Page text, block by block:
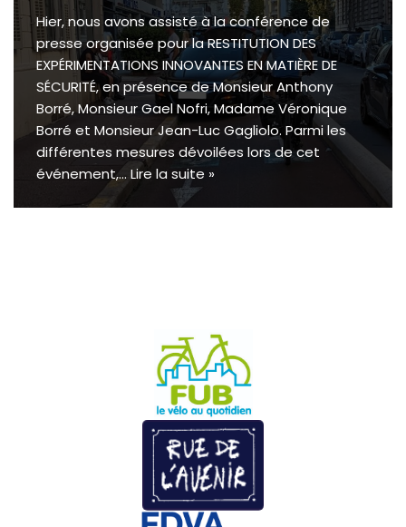
Hier, nous avons assisté à la conférence de
presse organisée pour la RESTITUTION DES
EXPÉRIMENTATIONS INNOVANTES EN MATIÈRE DE
SÉCURITÉ, en présence de Monsieur Anthony
Borré, Monsieur Gael Nofri, Madame Véronique
Borré et Monsieur Jean-Luc Gagliolo. Parmi les
différentes mesures dévoilées lors de cet
événement,… Lire la suite »